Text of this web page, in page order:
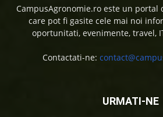
CampusAgronomie.ro este un
care pot fi gasite cele mai noi
oportunitati, evenimente, travel,
Contactati-ne:
URMATI-NE